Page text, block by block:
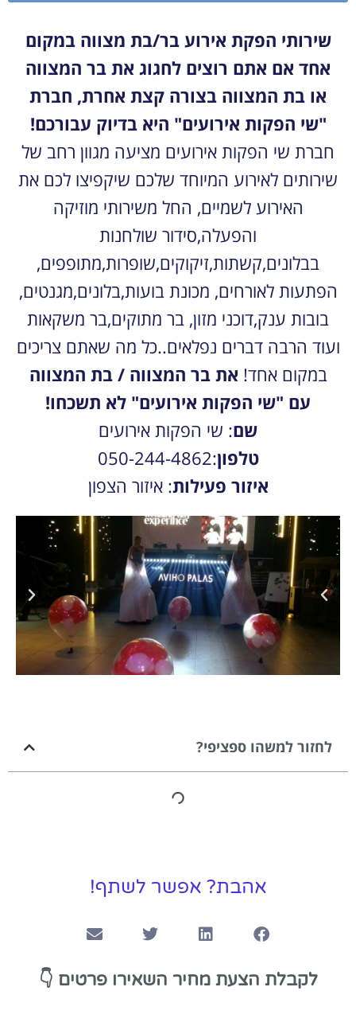
שירותי הפקת אירוע בר/בת מצווה במקום
אחד אם אתם רוצים לחגוג את בר המצווה
או בת המצווה בצורה קצת אחרת, חברת
"שי הפקות אירועים" היא בדיוק עבורכם!
חברת שי הפקות אירועים מציעה מגוון רחב של
שירותים לאירוע המיוחד שלכם שיקפיצו לכם את
האירוע לשמיים, החל משירותי מוזיקה
והפעלה,סידור שולחנות
בבלונים,קשתות,זיקוקים,שופרות,מתופפים,
הפתעות לאורחים, מכונת בועות,בלונים,מגנטים,
בובות ענק,דוכני מזון, בר מתוקים,בר משקאות
ועוד הרבה דברים נפלאים..כל מה שאתם צריכים
במקום אחד! את בר המצווה / בת המצווה
עם "שי הפקות אירועים" לא תשכחו!
שם: שי הפקות אירועים
טלפון:050-244-4862
איזור פעילות: איזור הצפון
לחזור למשהו ספציפי?
אהבת? אפשר לשתף!
לקבלת הצעת מחיר השאירו פרטים 👇